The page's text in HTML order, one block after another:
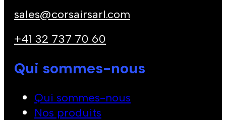
sales@corsairsarl.com
+41 32 737 70 60
Qui sommes-nous
Qui sommes-nous
Nos produits